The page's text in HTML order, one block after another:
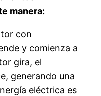
manera:
con
y comienza a
gira, el
generando una
eléctrica es